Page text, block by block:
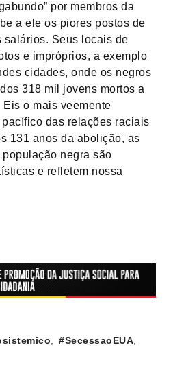
por membros da
a ele os piores postos de
salários. Seus locais de
e impróprios, a exemplo
cidades, onde os negros
318 mil jovens mortos a
o mais veemente
das relações raciais
131 anos da abolição, as
negra são
e refletem nossa
#SecessaoEUA